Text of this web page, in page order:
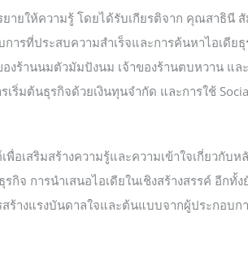
ายให้ความรู้ โดยได้รับเกียรติจาก คุณสาธินี
ารที่ประสบความสำเร็จและการค้นหาไอเดี
งร้านนมตัวมัมปังนม เจ้าของร้านตบหวาน แล
ริ่มต้นธุรกิจด้วยเงินทุนจำกัด และการใช้
อเสริมสร้างความรู้และความเข้าใจเกี่ยวกับ
จ การนำเสนอไอเดียในเชิงสร้างสรรค์ อีก
สร้างแรงบันดาลใจและต้นแบบจากผู้ประกอบก